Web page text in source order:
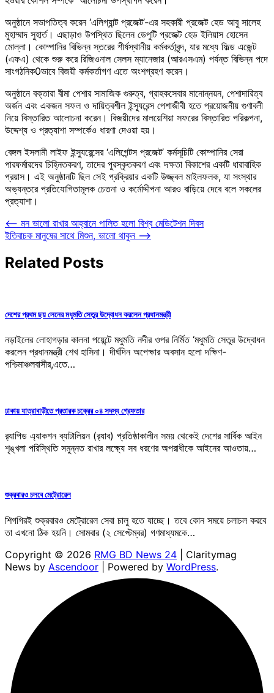
অনুষ্ঠানে সভাপতিত্ব করেন ‘এলিগ্যান্ট প্রজেক্ট’-এর সহকারী প্রজেক্ট হেড আবু সালেহ
মুহাম্মাদ সুহার্ত। এছাড়াও উপস্থিত ছিলেন ডেপুটি প্রজেক্ট হেড ইলিয়াস হোসেন
মোল্লা। কোম্পানির বিভিন্ন স্তরের শীর্ষস্থানীয় কর্মকর্তাবৃন্দ, যার মধ্যে ফিল্ড এজেন্ট
(এফএ) থেকে শুরু করে রিজিওনাল সেলস ম্যানেজার (আরএসএম) পর্যন্ত বিভিন্ন পদে
সাংগঠনিক0ভাবে বিজয়ী কর্মকর্তাগণ এতে অংশগ্রহণ করেন।
অনুষ্ঠানে বক্তারা বীমা পেশার সামাজিক গুরুত্ব, গ্রাহকসেবার মানোন্নয়ন, পেশাদারিত্ব
অর্জন এবং একজন সফল ও দায়িত্বশীল ইন্স্যুরেন্স পেশাজীবী হতে প্রয়োজনীয় গুণাবলী
নিয়ে বিস্তারিত আলোচনা করেন। বিজয়ীদের মালয়েশিয়া সফরের বিস্তারিত পরিকল্পনা,
উদ্দেশ্য ও প্রত্যাশা সম্পর্কেও ধারণা দেওয়া হয়।
বেঙ্গল ইসলামী লাইফ ইন্স্যুরেন্সের ‘এলিগেন্টস প্রজেক্ট’ কর্মসূচিটি কোম্পানির সেরা
পারফর্মারদের চিহ্নিতকরণ, তাদের পুরস্কৃতকরণ এবং দক্ষতা বিকাশের একটি ধারাবাহিক
প্রয়াস। এই অনুষ্ঠানটি ছিল সেই প্রক্রিয়ার একটি উজ্জ্বল মাইলফলক, যা সংস্থার
অভ্যন্তরে প্রতিযোগিতামূলক চেতনা ও কর্মোদ্দীপনা আরও বাড়িয়ে দেবে বলে সকলের
প্রত্যাশা।
Post
navigation
⟵ মন ভালো রাখার আহ্বানে পালিত হলো বিশ্ব মেডিটেশন দিবস
ইতিবাচক মানুষের সাথে মিশুন, ভালো থাকুন ⟶
Related Posts
দেশের প্রথম ছয় লেনের মধুমতি সেতুর উদ্বোধন করলেন প্রধানমন্ত্রী
নড়াইলের লোহাগড়ার কালনা পয়েন্টে মধুমতি নদীর ওপর নির্মিত ‘মধুমতি সেতুর উদ্বোধন
করলেন প্রধানমন্ত্রী শেখ হাসিনা। দীর্ঘদিন অপেক্ষার অবসান হলো দক্ষিণ-
পশ্চিমাঞ্চলবাসীর,এতে…
ঢাকায় যাত্রাবাড়ীতে প্রতারক চক্রের ০৪ সদস্য গ্রেফতার
র‌্যাপিড এ্যাকশন ব্যাটালিয়ন (র‌্যাব) প্রতিষ্ঠাকালীন সময় থেকেই দেশের সার্বিক আইন
শৃঙ্খলা পরিস্থিতি সমুন্নত রাখার লক্ষ্যে সব ধরণের অপরাধীকে আইনের আওতায়…
শুক্রবারও চলবে মেট্রোরেল
শিগগিরই শুক্রবারও মেট্রোরেল সেবা চালু হতে যাচ্ছে। তবে কোন সময়ে চলাচল করবে
তা এখনো ঠিক হয়নি। সোমবার (২ সেপ্টেম্বর) গণমাধ্যমকে…
Copyright © 2026 RMG BD News 24 | Claritymag
News by Ascendoor | Powered by WordPress.